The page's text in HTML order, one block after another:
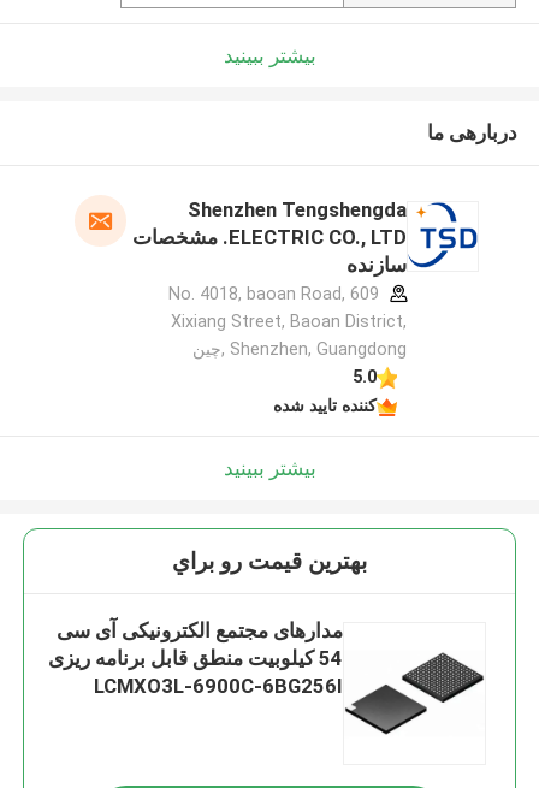
بیشتر ببینید
دربارهی ما
Shenzhen Tengshengda
ELECTRIC CO., LTD. مشخصات
سازنده
609 No. 4018, baoan Road,
Xixiang Street, Baoan District,
Shenzhen, Guangdong ,چین
5.0
کننده تایید شده
بیشتر ببینید
بهترين قيمت رو براي
مدارهای مجتمع الکترونیکی آی سی
54 کیلوبیت منطق قابل برنامه ریزی
LCMXO3L-6900C-6BG256I